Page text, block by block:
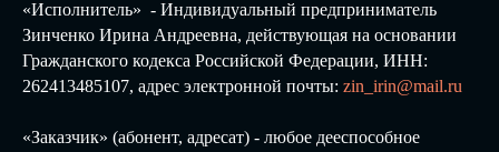
«Исполнитель» - Индивидуальный предприниматель
Зинченко Ирина Андреевна, действующая на основании
Гражданского кодекса Российской Федерации, ИНН:
262413485107, адрес электронной почты: zin_irin@mail.ru
«Заказчик» (абонент, адресат) - любое дееспособное